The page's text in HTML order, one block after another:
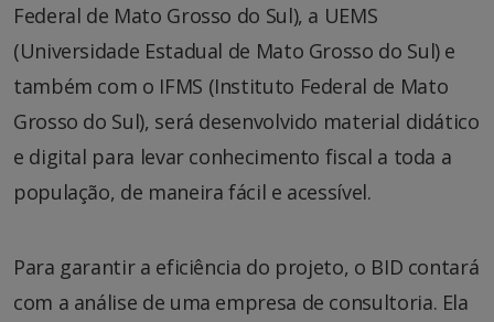
Federal de Mato Grosso do Sul), a UEMS
(Universidade Estadual de Mato Grosso do Sul) e
também com o IFMS (Instituto Federal de Mato
Grosso do Sul), será desenvolvido material didático
e digital para levar conhecimento fiscal a toda a
população, de maneira fácil e acessível.
Para garantir a eficiência do projeto, o BID contará
com a análise de uma empresa de consultoria. Ela